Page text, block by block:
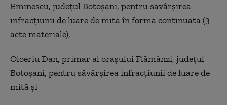
Eminescu, judeţul Botoşani, pentru săvârşirea
infracţiunii de luare de mită în formă continuată (3
acte materiale),
Oloeriu Dan, primar al oraşului Flămânzi, judeţul
Botoşani, pentru săvârşirea infracţiunii de luare de
mită şi